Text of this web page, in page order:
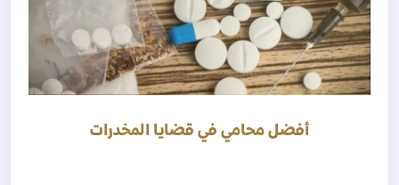
أفضل محامي في قضايا المخدرات